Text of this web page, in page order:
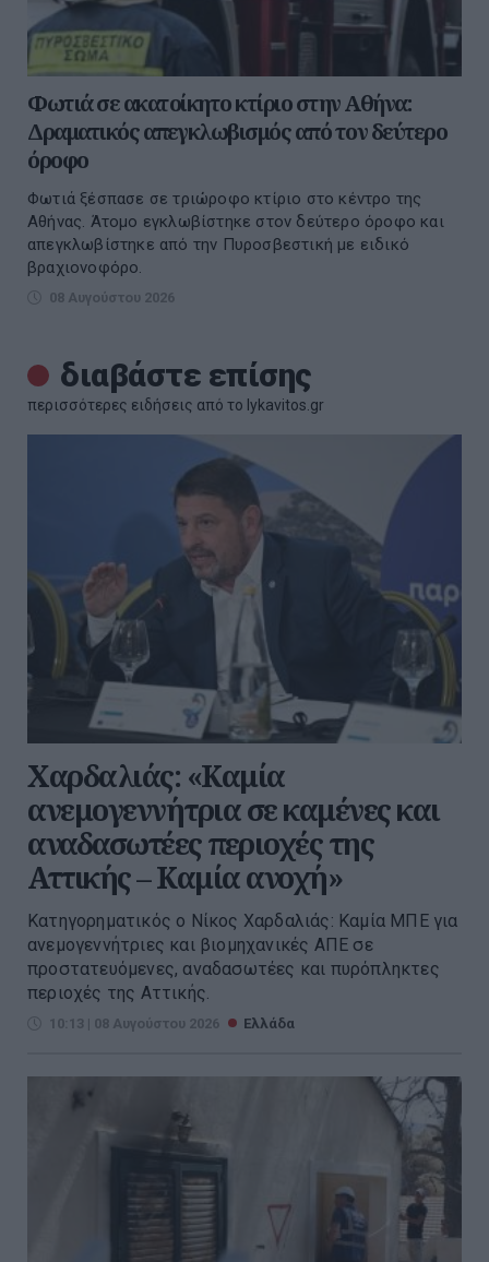
Φωτιά σε ακατοίκητο κτίριο στην Αθήνα:
Δραματικός απεγκλωβισμός από τον δεύτερο
όροφο
Φωτιά ξέσπασε σε τριώροφο κτίριο στο κέντρο της
Αθήνας. Άτομο εγκλωβίστηκε στον δεύτερο όροφο και
απεγκλωβίστηκε από την Πυροσβεστική με ειδικό
βραχιονοφόρο.
08 Αυγούστου 2026
διαβάστε επίσης
περισσότερες ειδήσεις από το lykavitos.gr
Χαρδαλιάς: «Καμία
ανεμογεννήτρια σε καμένες και
αναδασωτέες περιοχές της
Αττικής – Καμία ανοχή»
Κατηγορηματικός ο Νίκος Χαρδαλιάς: Καμία ΜΠΕ για
ανεμογεννήτριες και βιομηχανικές ΑΠΕ σε
προστατευόμενες, αναδασωτέες και πυρόπληκτες
περιοχές της Αττικής.
10:13 | 08 Αυγούστου 2026 Ελλάδα